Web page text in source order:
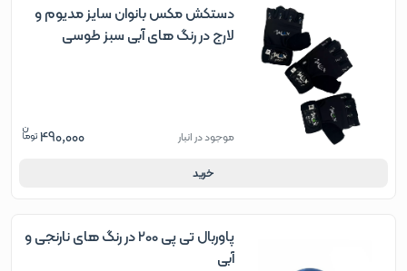
دستکش مکس بانوان سایز مدیوم و
لارج در رنگ های آبی سبز طوسی
موجود در انبار 490,000
خرید
پاوربال تی پی 200 در رنگ های نارنجی و
آبی